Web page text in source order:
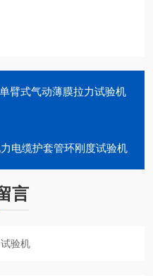
臂式气动薄膜拉力试验机
电缆护套管环刚度试验机
言